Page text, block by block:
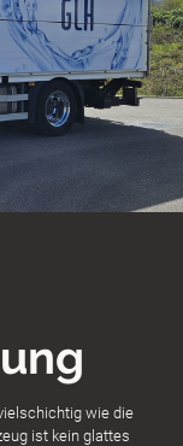
wie die
ist kein glattes